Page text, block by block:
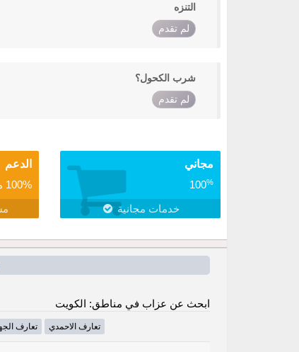
التنزه
لم تقدم
شرب الكحول؟
لم تقدم
مجاني
100%
خدمات مجانية
الدعم
100% مجاني
ابحث عن عزاب في مناطق: الكويت
تعارف الاحمدي تعارف